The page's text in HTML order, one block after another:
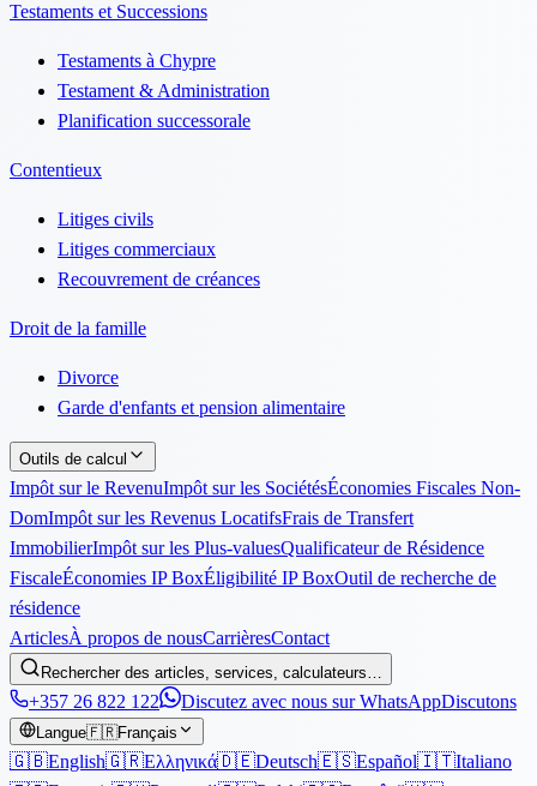
Testaments et Successions
Testaments à Chypre
Testament & Administration
Planification successorale
Contentieux
Litiges civils
Litiges commerciaux
Recouvrement de créances
Droit de la famille
Divorce
Garde d'enfants et pension alimentaire
Outils de calcul
Impôt sur le RevenuImpôt sur les SociétésÉconomies Fiscales Non-
DomImpôt sur les Revenus LocatifsFrais de Transfert
ImmobilierImpôt sur les Plus-valuesQualificateur de Résidence
FiscaleÉconomies IP BoxÉligibilité IP BoxOutil de recherche de
résidence
ArticlesÀ propos de nousCarrièresContact
Rechercher des articles, services, calculateurs…
+357 26 822 122 Discutez avec nous sur WhatsAppDiscutons
Langue🇫🇷Français
🇬🇧English🇬🇷Ελληνικά🇩🇪Deutsch🇪🇸Español🇮🇹Italiano